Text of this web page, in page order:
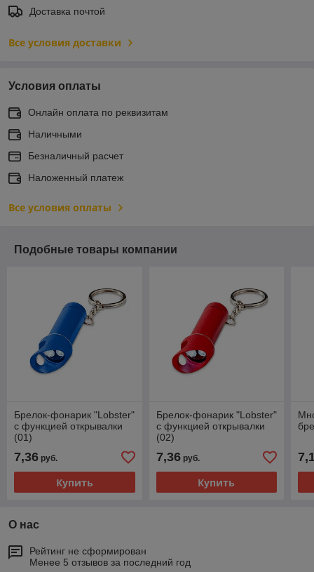
Доставка почтой
Все условия доставки
Условия оплаты
Онлайн оплата по реквизитам
Наличными
Безналичный расчет
Наложенный платеж
Все условия оплаты
Подобные товары компании
Брелок-фонарик "Lobster"
с функцией открывалки
(01)
7,36 руб.
Купить
Брелок-фонарик "Lobster"
с функцией открывалки
(02)
7,36руб.
Купить
О нас
Рейтинг не сформирован
Менее 5 отзывов за последний год